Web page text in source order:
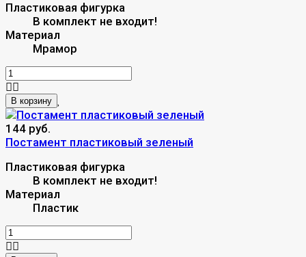
Пластиковая фигурка
В комплект не входит!
Материал
Мрамор
В корзину
144 руб.
Постамент пластиковый зеленый
Пластиковая фигурка
В комплект не входит!
Материал
Пластик